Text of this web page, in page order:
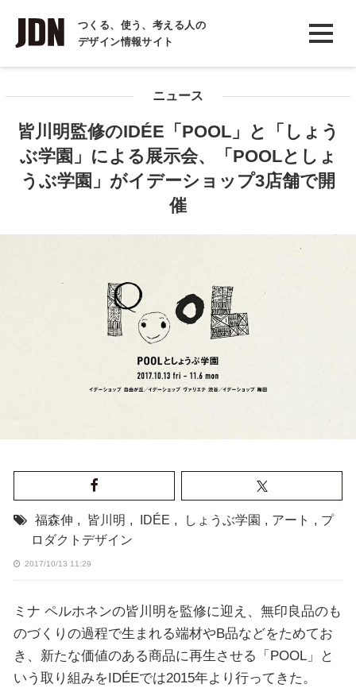
つくる、使う、考える人の
デザイン情報サイト
INTERVIEW
インタビュー
COLUMN
コラム
ニュース
皆川明監修のIDÉE「POOL」と「しょう
ぶ学園」による展示会、「POOLとしょ
うぶ学園」がイデーショップ3店舗で開
催
福森伸 , 皆川明 , IDÉE , しょうぶ学園 , アート , プ
ロダクトデザイン
2017/10/13 11:29
ミナ ペルホネンの皆川明を監修に迎え、無印良品のも
のづくりの過程で生まれる端材やB品などをためてお
き、新たな価値のある商品に再生させる「POOL」と
いう取り組みをIDÉEでは2015年より行ってきた。